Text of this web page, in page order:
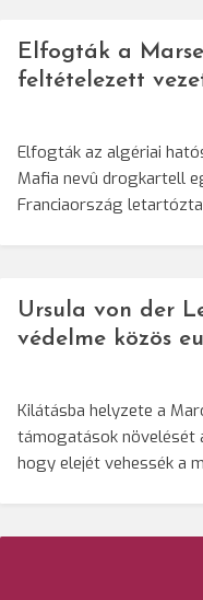
Elfogták a
feltételezett
Elfogták az algériai
Mafia nevû drogkartell
Franciaország
Ursula von der
védelme közös
Kilátásba helyzete a
támogatások növelését
hogy elejét vehessék a